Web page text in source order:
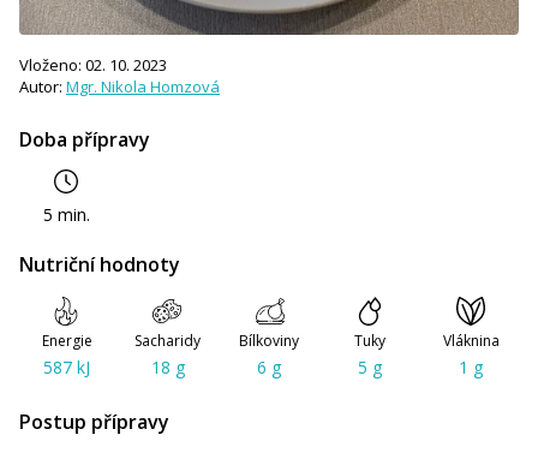
Doba přípravy
5 min.
Vloženo: 02. 10. 2023
Autor: Mgr. Nikola Homzová
Nutriční hodnoty
Energie
587 kJ
Sacharidy
18 g
Bílkoviny
6 g
Tuky
5 g
Vláknina
1 g
Postup přípravy